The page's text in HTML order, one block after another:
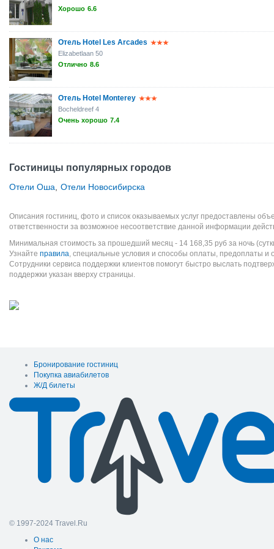
Хорошо 6.6
Отель Hotel Les Arcades
Elizabetlaan 50
Отлично 8.6
Отель Hotel Monterey
Bocheldreef 4
Очень хорошо 7.4
Гостиницы популярных городов
Отели Оша Отели Новосибирска
Описания гостиниц, фото и список оказываемых услуг предоставлены
ответственности за возможное несоответствие данной информации
Минимальная стоимость за прошедший месяц - 14 168,35 руб за ночь
Узнайте правила, специальные условия и способы оплаты, предоплаты и
Сотрудники сервиса поддержки клиентов помогут быстро выслать
поддержки указан вверху страницы.
Бронирование гостиниц
Покупка авиабилетов
Ж/Д билеты
© 1997-2024 Travel.Ru
О нас